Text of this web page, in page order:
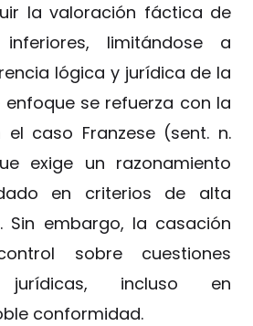
la valoración fáctica de
limitándose a
lógica y jurídica de la
enfoque se refuerza con la
el caso Franzese (sent. n.
exige un razonamiento
en criterios de alta
Sin embargo, la casación
sobre cuestiones
jurídicas, incluso en
conformidad.